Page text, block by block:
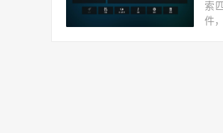
索
件